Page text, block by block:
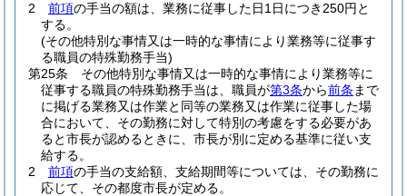
2
前項の手当の額は、業務に従事した日1日につき250円と
する。
(その他特別な事情又は一時的な事情により業務等に従事す
る職員の特殊勤務手当)
第25条
その他特別な事情又は一時的な事情により業務等に
従事する職員の特殊勤務手当は、職員が第3条から前条 まで
に掲げる業務又は作業と同等の業務又は作業に従事した場
合において、その勤務に対して特別の考慮をする必要があ
ると市長が認めるときに、市長が別に定める基準に従い支
給する。
2
前項の手当の支給額、支給期間等については、その勤務に
応じて、その都度市長が定める。